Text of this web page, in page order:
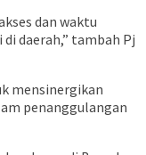
dan waktu
daerah,” tambah Pj
mensinergikan
penanggulangan